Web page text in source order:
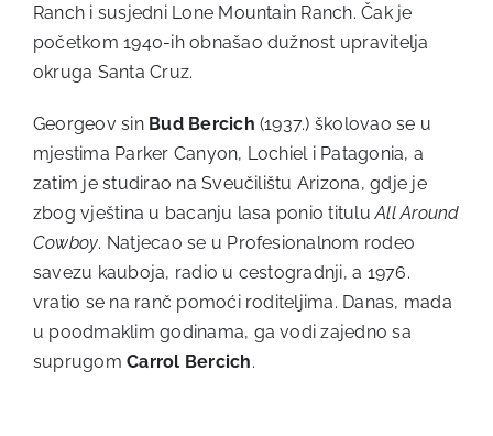
Ranch i susjedni Lone Mountain Ranch. Čak je
početkom 1940-ih obnašao dužnost upravitelja
okruga Santa Cruz.
Georgeov sin Bud Bercich(1937.) školovao se u
mjestima Parker Canyon, Lochiel i Patagonia, a
zatim je studirao na Sveučilištu Arizona, gdje je
zbog vještina u bacanju lasa ponio tituluAll Around
Cowboy. Natjecao se u Profesionalnom rodeo
savezu kauboja, radio u cestogradnji, a 1976.
vratio se na ranč pomoći roditeljima. Danas, mada
u poodmaklim godinama, ga vodi zajedno sa
suprugomCarrol Bercich.